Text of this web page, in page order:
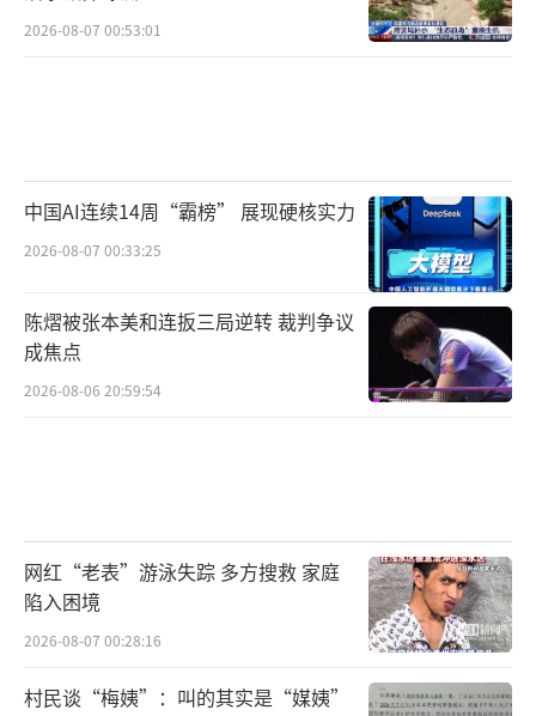
2026-08-07 00:53:01
中国AI连续14周“霸榜” 展现硬核实力
2026-08-07 00:33:25
陈熠被张本美和连扳三局逆转 裁判争议
成焦点
2026-08-06 20:59:54
网红“老表”游泳失踪 多方搜救 家庭
陷入困境
2026-08-07 00:28:16
村民谈“梅姨”：叫的其实是“媒姨”